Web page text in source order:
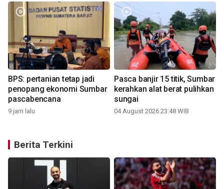
BPS: pertanian tetap jadi
penopang ekonomi Sumbar
pascabencana
9 jam lalu
Pasca banjir 15 titik, Sumbar
kerahkan alat berat pulihkan
sungai
04 August 2026 23:48 WIB
Berita Terkini